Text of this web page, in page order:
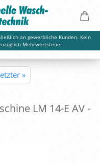
an gewerbliche Kunden. Kein
Mehrwertsteuer.
»
LM 14-E AV -